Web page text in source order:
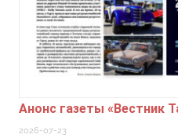
Анонс газеты «Вестник
2026-07-23